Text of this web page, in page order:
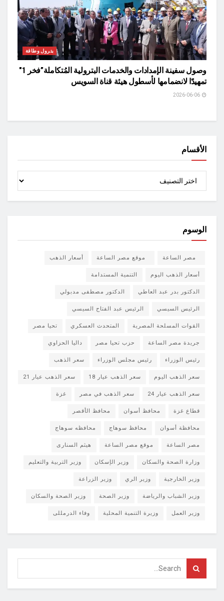
بترول وطاقة
وصول سفينة الإمدادات والخدمات البترولية المُتكاملة”فخر 1″
تمهيدًا لانضمامها لأسطول هيئة قناة السويس
الأقسام
الأقسام
الوسوم
مصر الساعة موقع مصر الساعة أسعار الذهب
أسعار الذهب اليوم التنمية المستدامة
الدكتور بدر عبد العاطي الدكتور مصطفى مدبولي
الرئيس السيسي الرئيس عبد الفتاح السيسي
القوات المسلحة المصرية المتحدث العسكري تحيا مصر
جريدة مصر الساعة حزب تحيا مصر داليا الحزاوي
رئيس الوزراء رئيس مجلس الوزراء سعر الذهب
سعر الذهب اليوم سعر الذهب عيار 18 سعر الذهب عيار 21
سعر الذهب عيار 24 سعر الذهب في مصر غزة
قطاع غزة محافظ أسوان محافظ الأقصر
محافظة أسوان محافظ سوهاج محافظه سوهاج
مصر الساعة موقع مصر الساعة هيثم السنارى
وزارة الصحة والسكان وزير الإسكان وزير التربية والتعليم
وزير الخارجية وزير الري وزير الزراعة
وزير الشباب والرياضة وزير الصحة وزير الصحة والسكان
وزير العمل وزيرة التنمية المحلية وفاء الدرمللى